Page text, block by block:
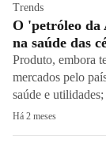
Trends
O 'petróleo da
na saúde das
Produto, embora
mercados pelo
saúde e
Há 2 meses